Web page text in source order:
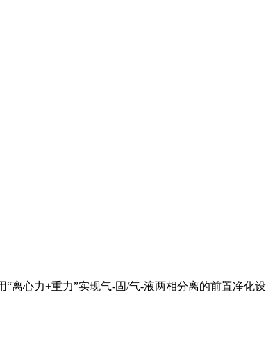
心力+重力”实现气-固/气-液两相分离的前置净化